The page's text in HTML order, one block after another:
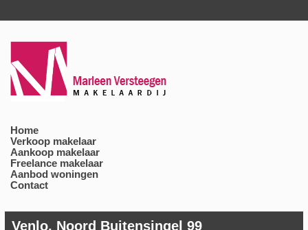
Home
Verkoop makelaar
Aankoop makelaar
Freelance makelaar
Aanbod woningen
Contact
Venlo, Noord Buitensingel 99